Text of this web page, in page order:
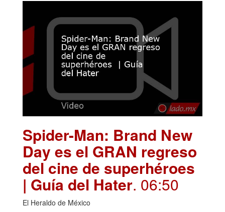
Spider-Man: Brand New
Day es el GRAN regreso
del cine de superhéroes
| Guía del Hater. 06:50
El Heraldo de México